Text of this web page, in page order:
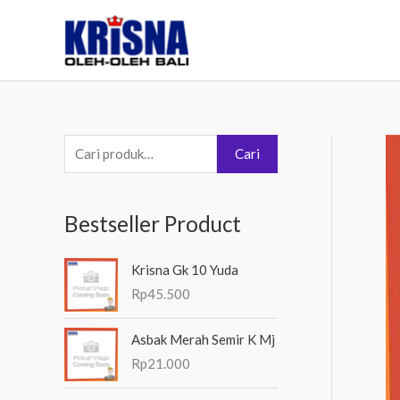
e
c
a
i
a
u
Cari
Bestseller Product
Krisna Gk 10 Yuda
Rp45.500
Asbak Merah Semir K Mj
Rp21.000